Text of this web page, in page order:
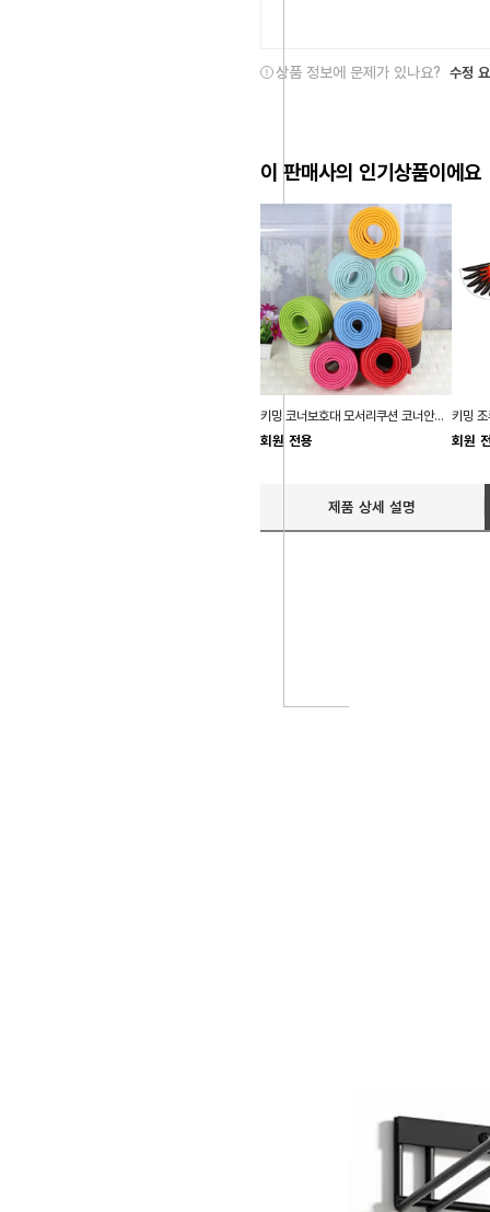
상품 정보에 문제가 있나요? 수정
이 판매사의 인기상품이에요
키밍 코너보호대 모서리쿠션 코너안전가드
회원 전용 회원
제품 상세 설명